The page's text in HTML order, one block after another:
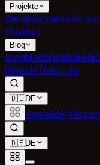
Projekte
Serienprojekte
Hostess
Blog
BlogNachrichten
KontaktÜber uns
🇩🇪DE
Anmelden
🇩🇪DE